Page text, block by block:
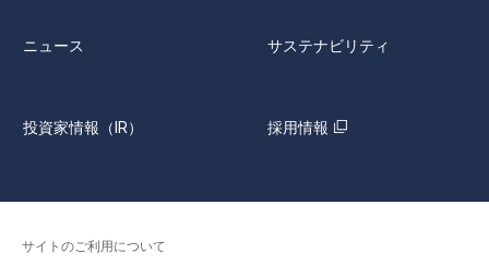
ニュース サステナビリティ
投資家情報（IR） 採用情報
サイトのご利用について